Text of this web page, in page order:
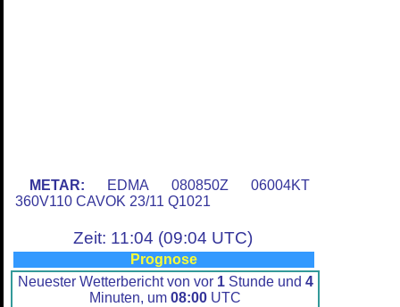
METAR: EDMA 080850Z 06004KT
360V110 CAVOK 23/11 Q1021
Zeit: 11:04 (09:04 UTC)
Prognose
Neuester Wetterbericht von vor 1Stunde und 4
Minuten, um 08:00 UTC